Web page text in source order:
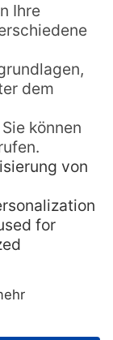
begab sich
Paul
einen ganz
so wie